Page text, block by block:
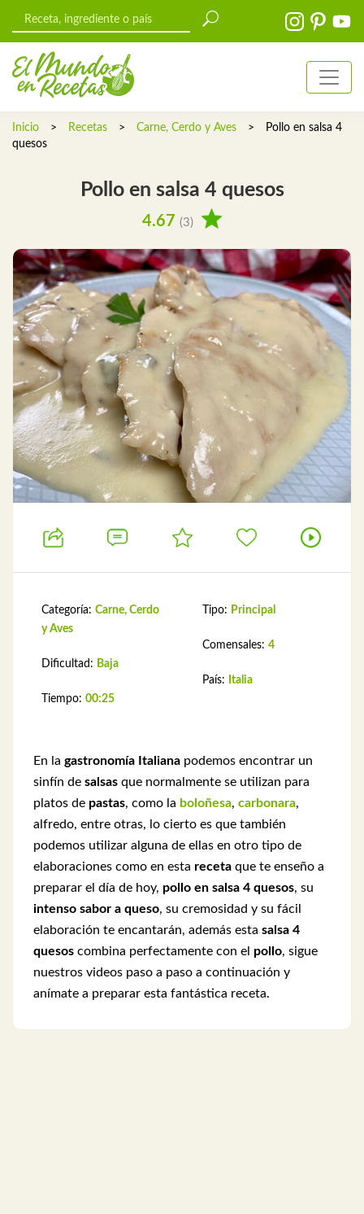
Inicio > Recetas > Carne, Cerdo y Aves >
Pollo en salsa 4
quesos
Pollo en salsa 4 quesos
4.67 (3)
Categoría: Carne, Cerdo
y Aves
Dificultad: Baja
Tiempo: 00:25
Tipo: Principal
Comensales: 4
País: Italia
En la gastronomía Italiana podemos encontrar un
sinfín de salsas que normalmente se utilizan para
platos de pastas, como la boloñesa, carbonara,
alfredo, entre otras, lo cierto es que también
podemos utilizar alguna de ellas en otro tipo de
elaboraciones como en esta receta que te enseño a
preparar el día de hoy, pollo en salsa 4 quesos, su
intenso sabor a queso, su cremosidad y su fácil
elaboración te encantarán, además esta salsa 4
quesos combina perfectamente con el pollo, sigue
nuestros videos paso a paso a continuación y
anímate a preparar esta fantástica receta.